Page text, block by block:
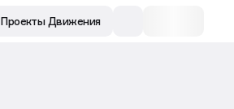
Проекты Движения